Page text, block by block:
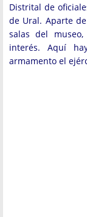
Distrital de
de Ural. Aparte
salas del
interés. Aquí
armamento el